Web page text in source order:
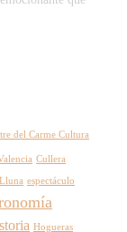
del Carme Cultura
Cullera
espectáculo
Hogueras